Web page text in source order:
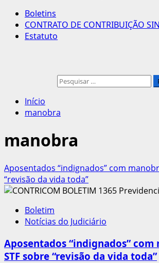
Menu
principal
Boletins
CONTRATO DE CONTRIBUIÇÃO
Estatuto
Pesquisar
Início
manobra
manobra
Aposentados “indignados” com
“revisão da vida toda”
Boletim
Notícias do Judiciário
Aposentados “indignados” com
STF sobre “revisão da vida toda”